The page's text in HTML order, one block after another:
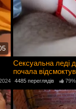
Сексуальна леді
почала
4485 переглядів 79%